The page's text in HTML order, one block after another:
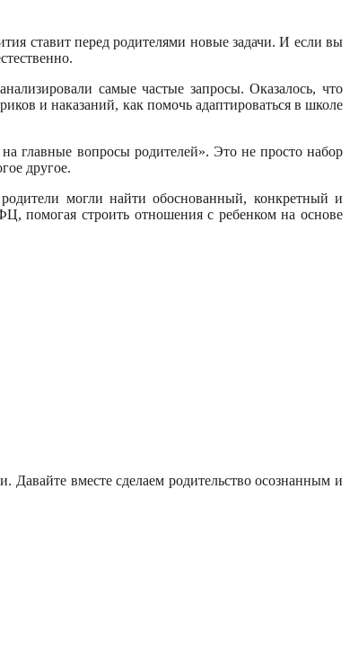
ставит перед родителями новые задачи. И если вы
самые частые запросы. Оказалось, что
и наказаний, как помочь адаптироваться в школе
главные вопросы родителей». Это не просто набор
другое.
могли найти обоснованный, конкретный и
помогая строить отношения с ребенком на основе
вместе сделаем родительство осознанным и